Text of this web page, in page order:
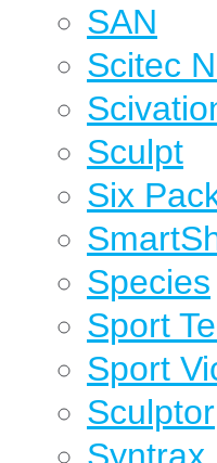
SAN
Scitec
Sculpt
Six
Species
Sport
Sport
Sculptor
Syntrax